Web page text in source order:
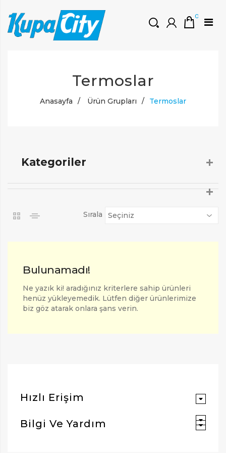
Müşteri Girişi
0
0 ₺
Termoslar
Anasayfa / Ürün Grupları / Termoslar
Kategoriler
Sırala
Bulunamadı!
Ne yazık ki! aradığınız kriterlere sahip ürünleri
henüz yükleyemedik. Lütfen diğer ürünlerimize
biz göz atarak onlara şans verin.
Hızlı Erişim
Bilgi Ve Yardım